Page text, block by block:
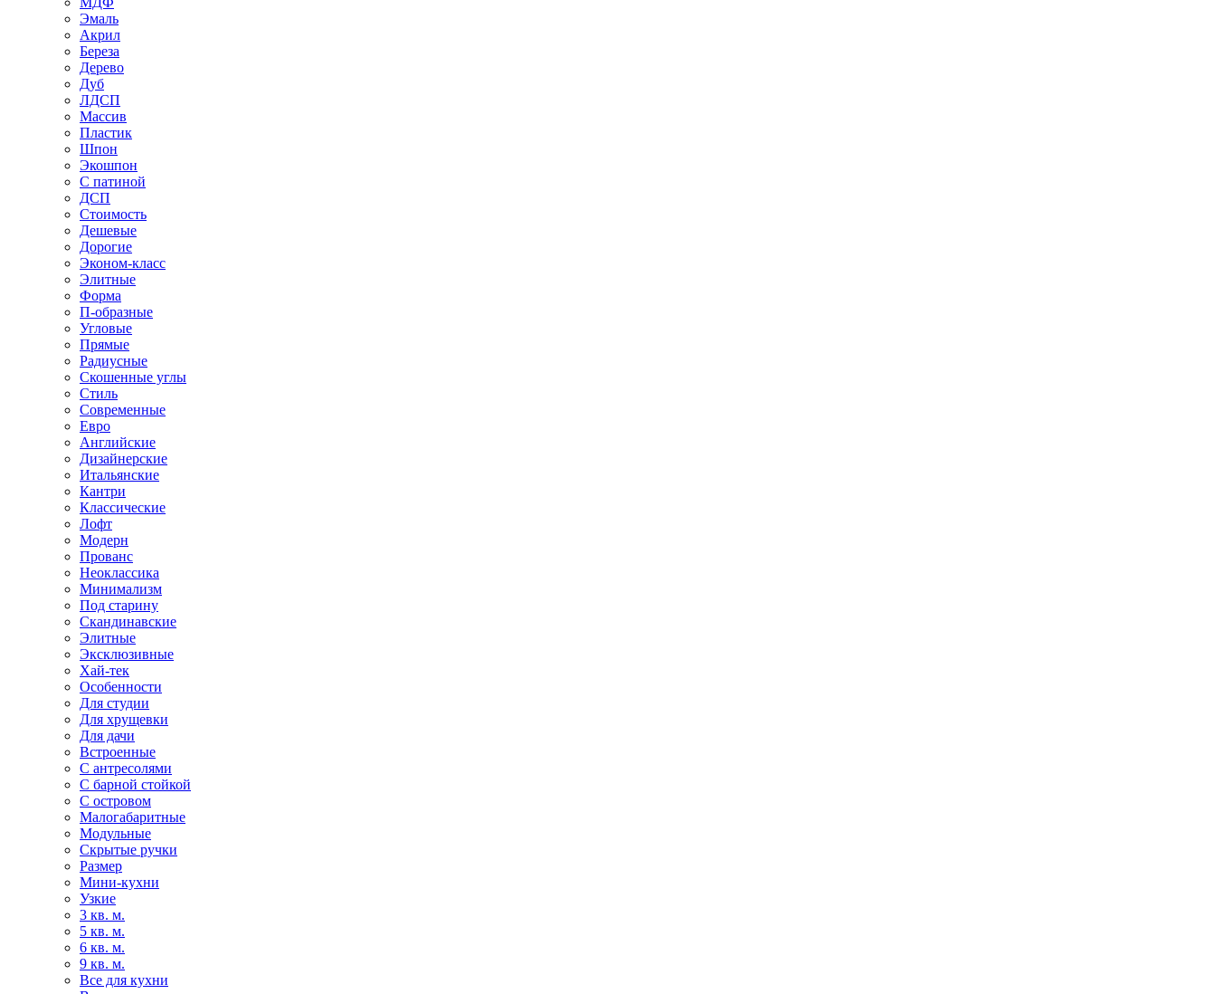
Эмаль
Акрил
Береза
Дерево
Дуб
ЛДСП
Массив
Пластик
Шпон
Экошпон
С патиной
ДСП
Стоимость
Дешевые
Дорогие
Эконом-класс
Элитные
Форма
П-образные
Угловые
Прямые
Радиусные
Скошенные углы
Стиль
Современные
Евро
Английские
Дизайнерские
Итальянские
Кантри
Классические
Лофт
Модерн
Прованс
Неоклассика
Минимализм
Под старину
Скандинавские
Элитные
Эксклюзивные
Хай-тек
Особенности
Для студии
Для хрущевки
Для дачи
Встроенные
С антресолями
С барной стойкой
С островом
Малогабаритные
Модульные
Скрытые ручки
Размер
Мини-кухни
Узкие
3 кв. м.
5 кв. м.
6 кв. м.
9 кв. м.
Все для кухни